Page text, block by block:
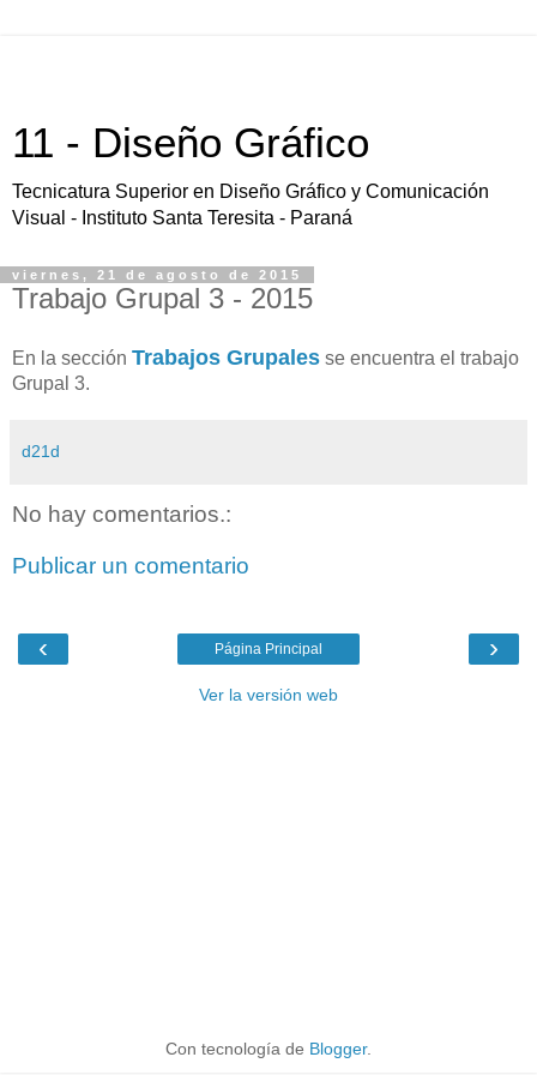
11 - Diseño Gráfico
Tecnicatura Superior en Diseño Gráfico y Comunicación
Visual - Instituto Santa Teresita - Paraná
viernes, 21 de agosto de 2015
Trabajo Grupal 3 - 2015
En la sección Trabajos Grupales se encuentra el trabajo
Grupal 3.
d21d
No hay comentarios.:
Publicar un comentario
‹ ›
Página Principal
Ver la versión web
Con tecnología de Blogger.